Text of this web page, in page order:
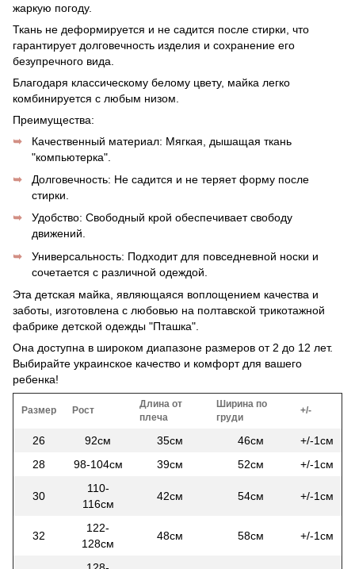
жаркую погоду.
Ткань не деформируется и не садится после стирки, что
гарантирует долговечность изделия и сохранение его
безупречного вида.
Благодаря классическому белому цвету, майка легко
комбинируется с любым низом.
Преимущества:
Качественный материал: Мягкая, дышащая ткань
"компьютерка".
Долговечность: Не садится и не теряет форму после
стирки.
Удобство: Свободный крой обеспечивает свободу
движений.
Универсальность: Подходит для повседневной носки и
сочетается с различной одеждой.
Эта детская майка, являющаяся воплощением качества и
заботы, изготовлена с любовью на полтавской трикотажной
фабрике детской одежды "Пташка".
Она доступна в широком диапазоне размеров от 2 до 12 лет.
Выбирайте украинское качество и комфорт для вашего
ребенка!
Размер Рост
Длина от
плеча
Ширина по
груди
+/-
26 92см 35см 46см
+/-1см
28
98-104см 39см 52см +/-1см
30
110-
116см
42см 54см +/-1см
32
122-
128см
48см 58см +/-1см